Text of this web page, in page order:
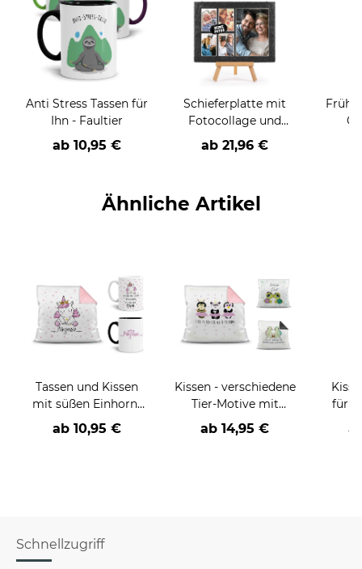
Anti Stress Tassen für
Ihn - Faultier
ab 10,95 €
Schieferplatte mit
Fotocollage und
Staffelei
ab 21,96 €
Ähnliche Artikel
Tassen und Kissen
mit süßen Einhorn-
Motiven
ab 10,95 €
Kissen - verschiedene
Tier-Motive mit
lieben Sprüchen
ab 14,95 €
für
Schnellzugriff